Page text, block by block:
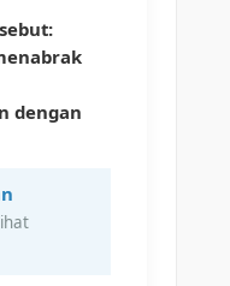
dengan